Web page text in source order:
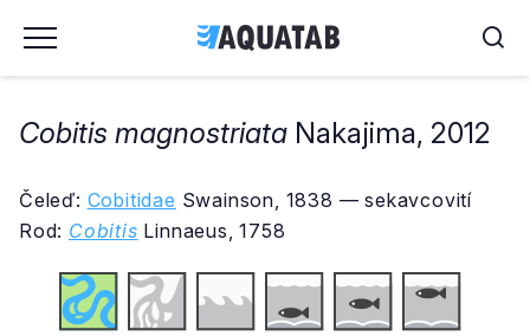
Cobitis magnostriata Nakajima, 2012
Čeleď: Cobitidae Swainson, 1838 — sekavcovití
Rod: Cobitis Linnaeus, 1758